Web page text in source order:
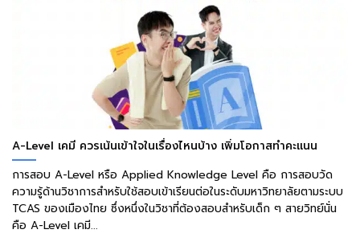
A-Level เคมี ควรเน้นเข้าใจในเรื่องไหนบ้าง เพิ่มโอกาสทำคะแนน
การสอบ A-Level หรือ Applied Knowledge Level คือ การสอบวัด
ความรู้ด้านวิชาการสำหรับใช้สอบเข้าเรียนต่อในระดับมหาวิทยาลัยตามระบบ
TCAS ของเมืองไทย ซึ่งหนึ่งในวิชาที่ต้องสอบสำหรับเด็ก ๆ สายวิทย์นั่น
คือ A-Level เคมี...